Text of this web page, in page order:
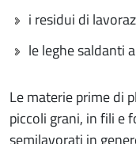
i residui di
le leghe saldanti
Le materie prime di
piccoli grani, in fili e
semilavorati in